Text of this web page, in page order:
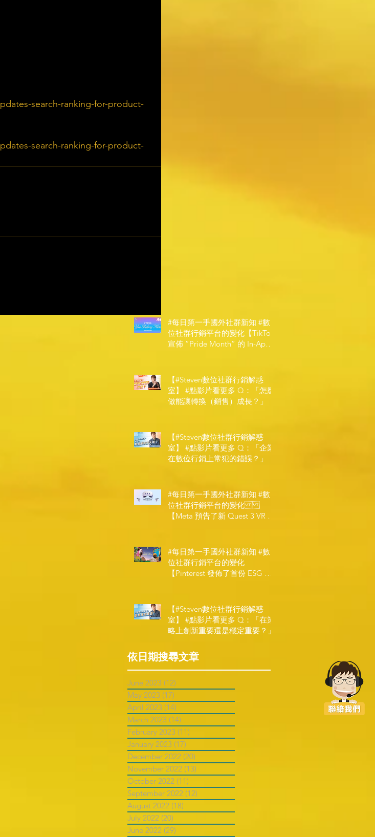
search-ranking-for-product-
search-ranking-for-product-
#每日第一手國外社群新知 #數
位社群行銷平台的變化【TikTok
宣佈 ”Pride Month” 的 In-App
【#Steven數位社群行銷解惑
室】 #點影片看更多​ Q：「怎麼
做能讓轉換（銷售）成長？」
【#Steven數位社群行銷解惑
室】 #點影片看更多​ Q：「企業
在數位行銷上常犯的錯誤？」
#每日第一手國外社群新知 #數
位社群行銷平台的變化
【Meta 預告了新 Quest 3 VR 耳
#每日第一手國外社群新知 #數
位社群行銷平台的變化
【Pinterest 發佈了首份 ESG 報
【#Steven數位社群行銷解惑
室】 #點影片看更多​ Q：「在策
略上創新重要還是穩定重要？」
依日期搜尋文章
June 2023 (12)
May 2023 (17)
April 2023 (14)
March 2023 (14)
February 2023 (11)
January 2023 (17)
December 2022 (20)
November 2022 (13)
October 2022 (11)
September 2022 (12)
August 2022 (18)
July 2022 (20)
June 2022 (29)